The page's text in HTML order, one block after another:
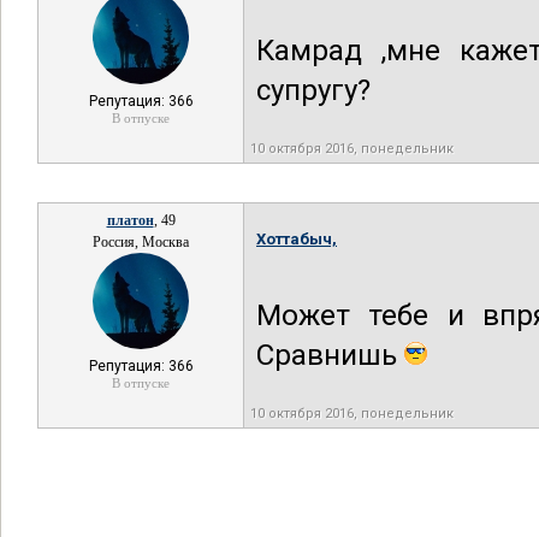
Репутация: 366
В отпуске
Камрад ,мне
супругу?
10 октября 2016, понедельник
платон, 49
Россия, Москва
Репутация: 366
В отпуске
Хоттабыч,
Может тебе и
Сравнишь
10 октября 2016, понедельник